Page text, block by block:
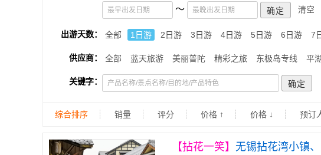
～ 清空
出游天数： 全部 1日游 2日游 3日游 4日游 5日游 6日游 7
供应商： 全部 蓝天旅游 美丽普陀 精彩之旅 东极岛专线 平
关键字：
综合排序 销量 评分 价格 ↑ 价格 ↓ 预订
【拈花一笑】 无锡拈花湾小镇